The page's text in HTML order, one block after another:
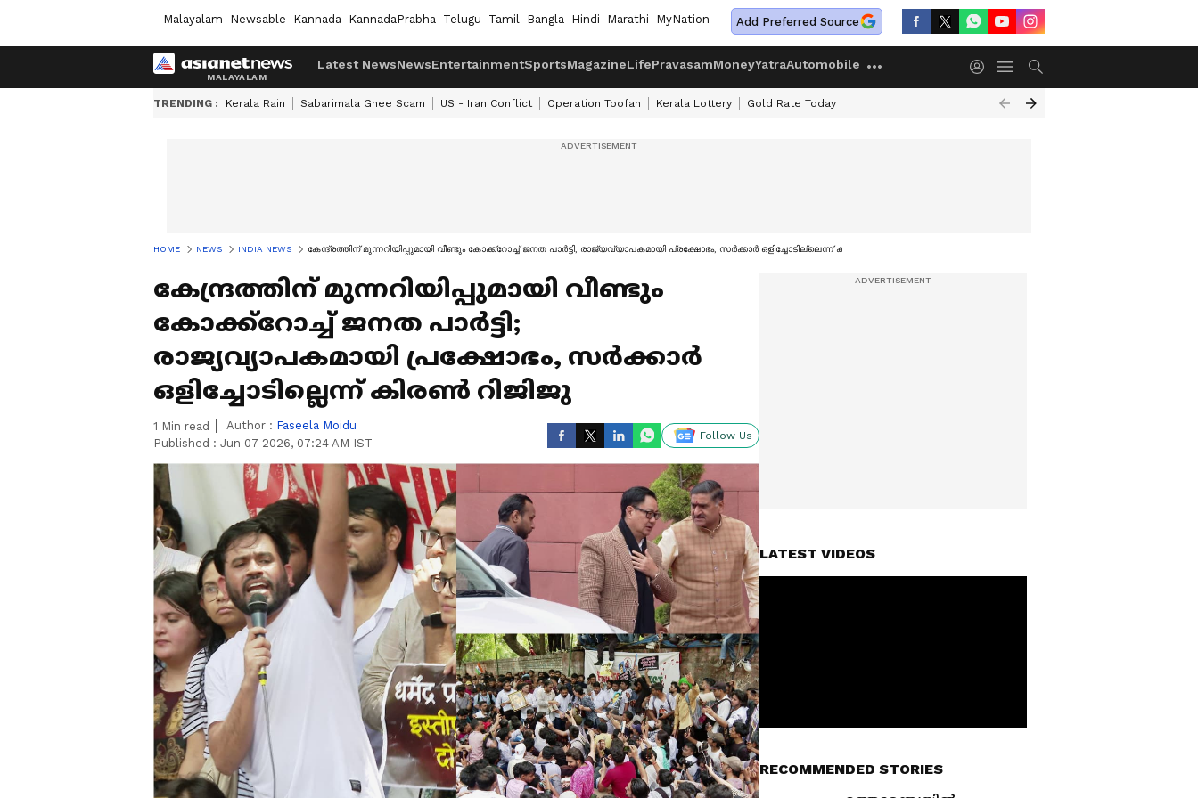
Malayalam Newsable Kannada KannadaPrabha Telugu Tamil Bangla Hindi Marathi MyNation Add Preferred Source
Latest NewsNewsEntertainmentSportsMagazineLifePravasamMoneyYatraAutomobile
TRENDING : Kerala Rain Sabarimala Ghee Scam US - Iran Conflict Operation Toofan Kerala Lottery Gold Rate Today
HOME NEWS INDIA NEWS കേന്ദ്രത്തിന് മുന്നറിയിപ്പുമായി വീണ്ടും കോക്ക്റോച്ച് ജനത പാർട്ടി; രാജ്യവ്യാപകമായി പ്രക്ഷോഭം, സർക്കാർ ഒളിച്ചോടില്ലെന്ന് കിരൺ റിജിജു
കേന്ദ്രത്തിന് മുന്നറിയിപ്പുമായി വീണ്ടും
കോക്ക്റോച്ച് ജനത പാർട്ടി;
രാജ്യവ്യാപകമായി പ്രക്ഷോഭം, സർക്കാർ
ഒളിച്ചോടില്ലെന്ന് കിരൺ റിജിജു
1 Min read Author : Faseela Moidu
Published : Jun 07 2026, 07:24 AM IST
Follow Us
LATEST VIDEOS
RECOMMENDED STORIES